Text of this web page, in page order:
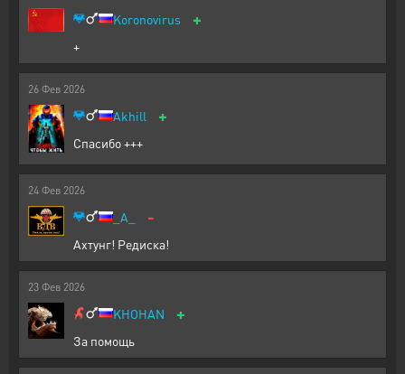
Koronovirus +
+
26 Фев 2026
Akhill +
Спасибо +++
24 Фев 2026
_A_ -
Ахтунг! Редиска!
23 Фев 2026
KHOHAN +
За помощь